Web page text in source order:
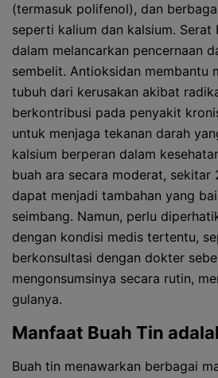
(termasuk polifenol), dan
seperti kalium dan kalsium. Serat
dalam melancarkan pencernaan
sembelit. Antioksidan membantu
tubuh dari kerusakan akibat
berkontribusi pada penyakit
untuk menjaga tekanan darah
kalsium berperan dalam
buah ara secara moderat, sekitar
dapat menjadi tambahan yang
seimbang. Namun, perlu
dengan kondisi medis tertentu,
berkonsultasi dengan dokter
mengonsumsinya secara rutin,
gulanya.
Manfaat Buah Tin
Buah tin menawarkan berbagai